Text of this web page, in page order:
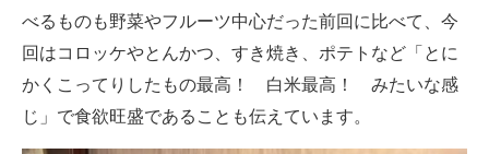
べるものも野菜やフルーツ中心だった前回に比べて、今
回はコロッケやとんかつ、すき焼き、ポテトなど「とに
かくこってりしたもの最高！ 白米最高！ みたいな感
じ」で食欲旺盛であることも伝えています。